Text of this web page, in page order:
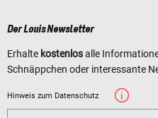
Der Louis Newsletter
Erhalte kostenlosalle
Schnäppchen oder interessante
Hinweis zum Datenschutz